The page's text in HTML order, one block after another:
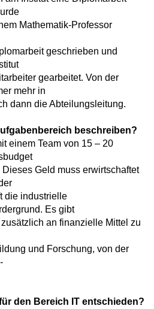
Mathematik-Professor
geschrieben und
gearbeitet. Von der
mehr in
dann die Abteilungsleitung.
beschreiben?
einem Team von 15 – 20
Geld muss erwirtschaftet
die industrielle
Es gibt
an finanzielle Mittel zu
und Forschung, von der
den Bereich IT entschieden?